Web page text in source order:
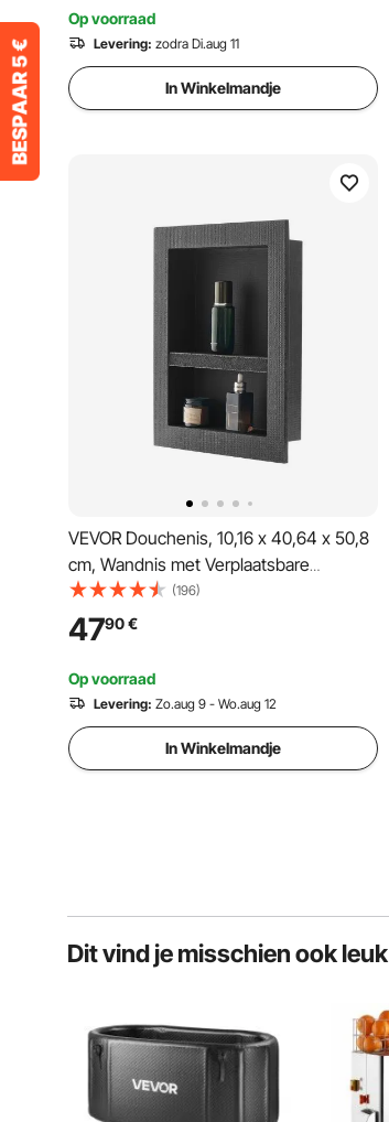
Op voorraad
Levering: zodra Di.aug 11
In Winkelmandje
VEVOR Douchenis, 10,16 x 40,64 x 50,8
cm, Wandnis met Verplaatsbare
Scheidingsplank, Zeep- & Shampoo-
organizer, Rechthoekige Hoeken, Zwart
voor Badkamerdouche
(196)
4790€
Op voorraad
Levering: Zo.aug 9 - Wo.aug 12
In Winkelmandje
Dit vind je misschien ook leuk